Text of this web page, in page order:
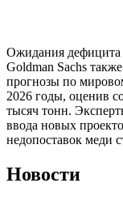
Ожидания дефицита
Goldman Sachs
прогнозы по
2026 годы, оценив
тысяч тонн.
ввода новых
недопоставок меди
Новости